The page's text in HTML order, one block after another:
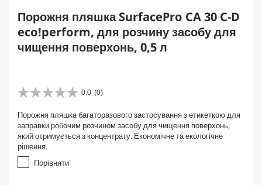
Порожня пляшка SurfacePro CA 30 C-D
eco!perform, для розчину засобу для
чищення поверхонь, 0,5 л
0.0 (0)
0
0
з
5
з
р
Порожня пляшка багаторазового застосування з етикеткою для
заправки робочим розчином засобу для чищення поверхонь,
який отримується з концентрату. Економічне та екологічне
рішення.
Порівняти